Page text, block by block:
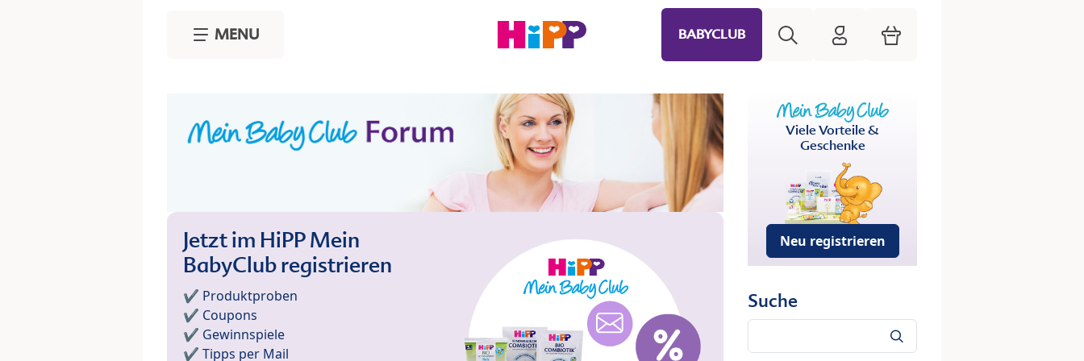
MENU BABYCLUB HiPP Mein Babyclub
Warenkorb
Jetzt im HiPP Mein
BabyClub registrieren
✔️ Produktproben
✔️ Coupons
✔️ Gewinnspiele
✔️ Tipps per Mail
Viele Vorteile &
Geschenke
Neu registrieren
Suche